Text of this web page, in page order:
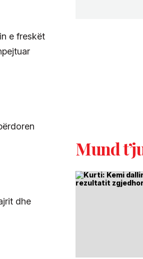
e freskët
dhe
Mund